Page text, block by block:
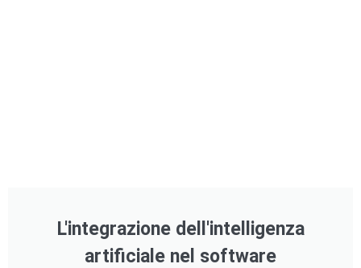
L'integrazione dell'intelligenza
artificiale nel software